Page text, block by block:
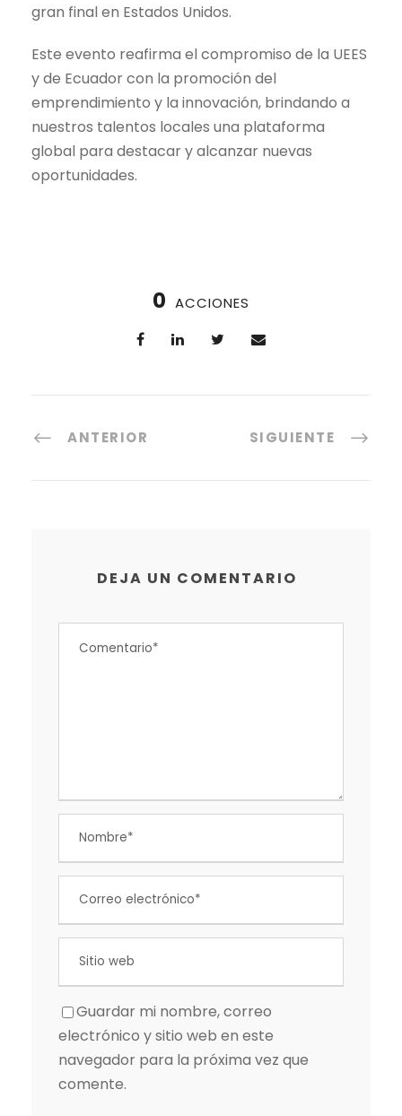
gran final en Estados Unidos.
Este evento reafirma el compromiso de la UEES
y de Ecuador con la promoción del
emprendimiento y la innovación, brindando a
nuestros talentos locales una plataforma
global para destacar y alcanzar nuevas
oportunidades.
0 ACCIONES
ANTERIOR SIGUIENTE
DEJA UN COMENTARIO
Guardar mi nombre, correo
electrónico y sitio web en este
navegador para la próxima vez que
comente.